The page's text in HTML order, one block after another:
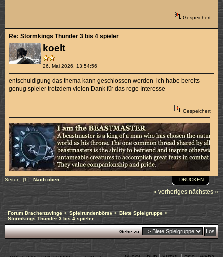
Gespeichert
koelt
26. Mai 2026, 13:54:56
Re: Stormkings Thunder 3 bis 4 spieler
entschuldigung das thema kann geschlossen werden ich habe bereits
genug spieler trotzdem vielen Dank für das rege Interesse
Gespeichert
DRUCKEN
Seiten: [1] Nach oben
« vorheriges nächstes »
Forum Drachenzwinge > Spielrundenbörse> Biete Spielgruppe >
Stormkings Thunder 3 bis 4 spieler
Gehe zu: